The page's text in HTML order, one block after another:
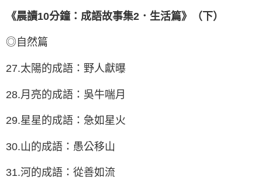
《晨讀10分鐘：成語故事集2．生活篇》（下）
◎自然篇
27.太陽的成語：野人獻曝
28.月亮的成語：吳牛喘月
29.星星的成語：急如星火
30.山的成語：愚公移山
31.河的成語：從善如流